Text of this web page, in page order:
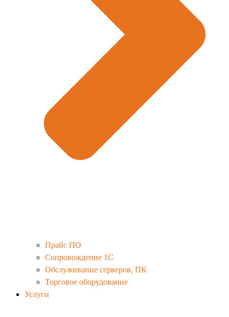
Прайс ПО
Сопровождение 1С
Обслуживание серверов, ПК
Торговое оборудование
Услуги